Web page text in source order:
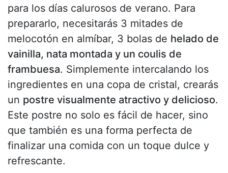
para los días calurosos de verano. Para
prepararlo, necesitarás 3 mitades de
melocotón en almíbar, 3 bolas de helado de
vainilla, nata montada y un coulis de
frambuesa. Simplemente intercalando los
ingredientes en una copa de cristal, crearás
un postre visualmente atractivo y delicioso.
Este postre no solo es fácil de hacer, sino
que también es una forma perfecta de
finalizar una comida con un toque dulce y
refrescante.